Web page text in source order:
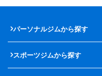
パーソナルジムから探す
スポーツジムから探す